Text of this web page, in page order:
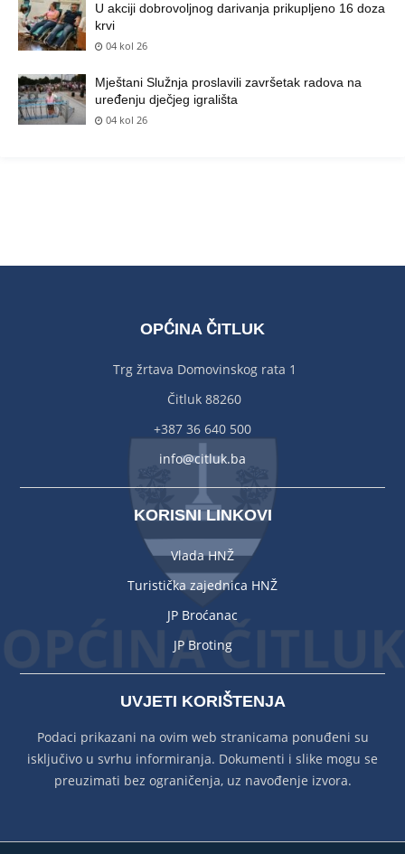
U akciji dobrovoljnog darivanja prikupljeno 16 doza
krvi
04 kol 26
Mještani Služnja proslavili završetak radova na
uređenju dječjeg igrališta
04 kol 26
OPĆINA ČITLUK
Trg žrtava Domovinskog rata 1
Čitluk 88260
+387 36 640 500
info@citluk.ba
KORISNI LINKOVI
Vlada HNŽ
Turistička zajednica HNŽ
JP Broćanac
JP Broting
UVJETI KORIŠTENJA
Podaci prikazani na ovim web stranicama ponuđeni su
isključivo u svrhu informiranja. Dokumenti i slike mogu se
preuzimati bez ograničenja, uz navođenje izvora.